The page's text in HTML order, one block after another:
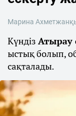
Марина
Күндіз Атырау
ыстық болып,
сақталады.